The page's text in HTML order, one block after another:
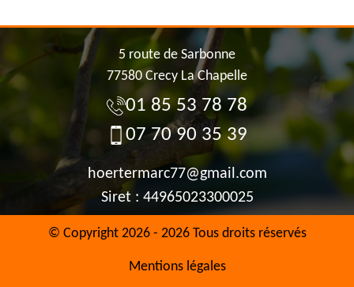
5 route de Sarbonne
77580 Crecy La Chapelle
01 85 53 78 78
07 70 90 35 39
hoertermarc77@gmail.com
Siret : 44965023300025
© Copyright 2026 - 2026 Tous droits réservés
Mentions légales